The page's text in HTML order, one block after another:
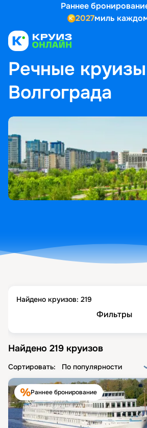
Раннее
2027миль
ГЛАВНАЯ • ПОПУЛЯРНЫЕ НАПРАВЛЕНИЯ
РЕЧНЫЕ КРУИЗЫ ИЗ ВОЛГОГРАДА
Речные
Волгограда
Найдено круизов: 219
Фильтры
Найдено 219 круизов
Сортировать: По популярности
Раннее бронирование